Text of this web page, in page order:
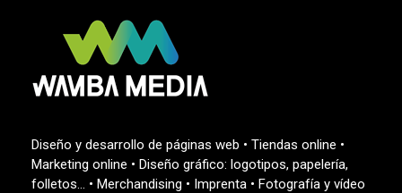
Diseño y desarrollo de páginas web • Tiendas online •
Marketing online • Diseño gráfico: logotipos, papelería,
folletos… • Merchandising • Imprenta • Fotografía y vídeo